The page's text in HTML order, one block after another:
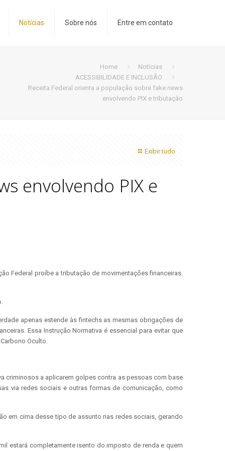
Notícias Sobre nós Entre em contato
Home
Notícias
ACESSIBILIDADE E INCLUSÃO
Receita Federal orienta a população sobre fake news
envolvendo PIX e tributação
Exibir tudo
envolvendo PIX e
Federal proíbe a tributação de movimentações financeiras.
apenas estende às fintechs as mesmas obrigações de
Essa Instrução Normativa é essencial para evitar que
Oculto.
criminosos a aplicarem golpes contra as pessoas com base
via redes sociais e outras formas de comunicação, como
em cima desse tipo de assunto nas redes sociais, gerando
estará completamente isento do imposto de renda e quem